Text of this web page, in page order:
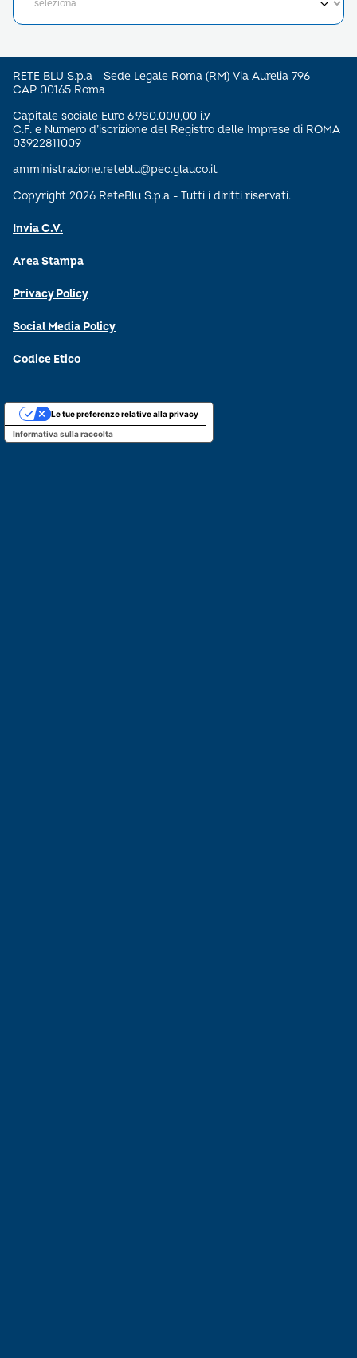
RETE BLU S.p.a - Sede Legale Roma (RM) Via Aurelia 796 –
CAP 00165 Roma
Capitale sociale Euro 6.980.000,00 i.v
C.F. e Numero d’iscrizione del Registro delle Imprese di ROMA
03922811009
amministrazione.reteblu@pec.glauco.it
Copyright 2026 ReteBlu S.p.a - Tutti i diritti riservati.
Invia C.V.
Area Stampa
Privacy Policy
Social Media Policy
Codice Etico
Informativa sulla raccolta
Le tue preferenze relative alla privacy